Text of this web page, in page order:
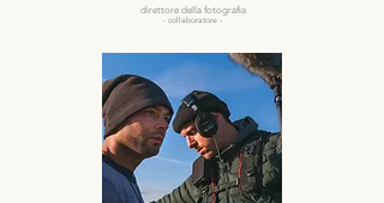
direttore della fotografia
- collaboratore -